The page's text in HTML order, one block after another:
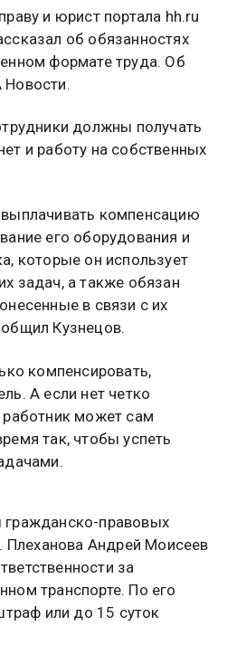
и юрист портала hh.ru
об обязанностях
формате труда. Об
должны получать
и работу на собственных
компенсацию
его оборудования и
которые он использует
задач, а также обязан
в связи с их
Кузнецов.
компенсировать,
А если нет четко
работник может сам
так, чтобы успеть
правовых
Плеханова Андрей Моисеев
за
транспорте. По его
или до 15 суток